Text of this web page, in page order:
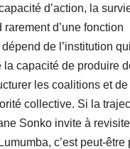
d’action, la
d’une fonction
de l’institution qui
la capacité de produire
les coalitions et de
collective. Si la
Sonko invite à
c’est peut-être